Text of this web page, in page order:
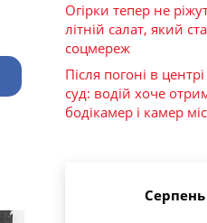
Огірки тепер не
літній салат, який
соцмереж
Після погоні в
суд: водій хоче
бодікамер і камер
Серпень